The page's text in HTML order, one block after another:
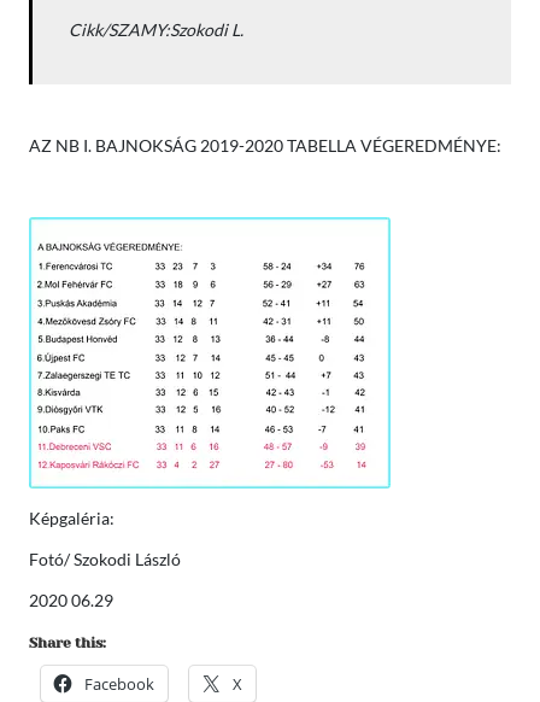
Cikk/SZAMY:Szokodi L.
AZ NB I. BAJNOKSÁG 2019-2020 TABELLA VÉGEREDMÉNYE:
Képgaléria:
Fotó/ Szokodi László
2020 06.29
Share this:
Facebook X